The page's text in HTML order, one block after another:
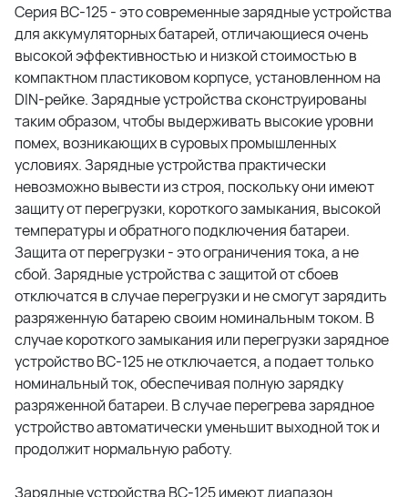
Серия BC-125 - это современные зарядные устройства
для аккумуляторных батарей, отличающиеся очень
высокой эффективностью и низкой стоимостью в
компактном пластиковом корпусе, установленном на
DIN-рейке. Зарядные устройства сконструированы
таким образом, чтобы выдерживать высокие уровни
помех, возникающих в суровых промышленных
условиях. Зарядные устройства практически
невозможно вывести из строя, поскольку они имеют
защиту от перегрузки, короткого замыкания, высокой
температуры и обратного подключения батареи.
Защита от перегрузки - это ограничения тока, а не
сбой. Зарядные устройства с защитой от сбоев
отключатся в случае перегрузки и не смогут зарядить
разряженную батарею своим номинальным током. В
случае короткого замыкания или перегрузки зарядное
устройство BC-125 не отключается, а подает только
номинальный ток, обеспечивая полную зарядку
разряженной батареи. В случае перегрева зарядное
устройство автоматически уменьшит выходной ток и
продолжит нормальную работу.
Зарядные устройства BC-125 имеют диапазон